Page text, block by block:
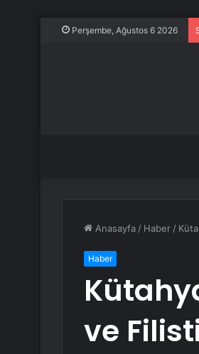
Perşembe, Ağustos 6 2026
Anasayfa / Haber /
Haber
ve